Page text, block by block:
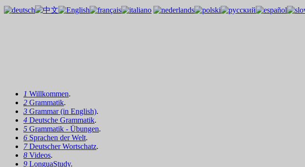
1 Willkommen.
2 Grammatik.
3 Grammar (in English).
4 Deutsche Grammatik.
5 Grammatik - Übungen.
6 Sprachen der Welt.
7Deutscher Wortschatz.
8 Videos.
9 LonguaStudy.